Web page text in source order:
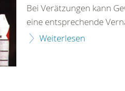
Bei Verätzungen kann
eine entsprechende
Weiterlesen